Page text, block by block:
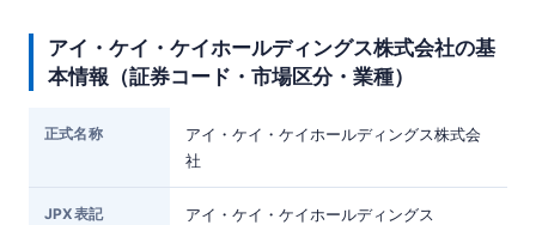
アイ・ケイ・ケイホールディングス株式会社の基
本情報（証券コード・市場区分・業種）
正式名称
アイ・ケイ・ケイホールディングス株式会
社
JPX表記 アイ・ケイ・ケイホールディングス